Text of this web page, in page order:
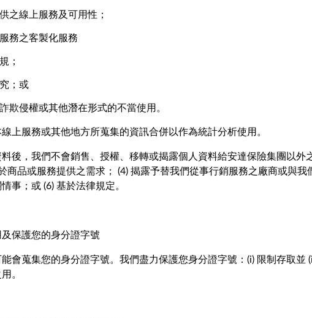
之線上服務及可用性；
務之客製化服務
；
；或
欺侵權或其他潛在形式的不當使用。
上服務或其他地方所蒐集的資訊合併以作為統計分析使用。
後，我們不會銷售、授權、移轉或揭露個人資料給安達保險集團以外
商品或服務提供之需求； (4) 揭露予替我們從事行銷服務之廠商或與
事；或 (6) 基於法律規定。
保護您的身分證字號
會蒐集您的身分證字號。我們盡力保護您身分證字號：(i) 限制存取
。